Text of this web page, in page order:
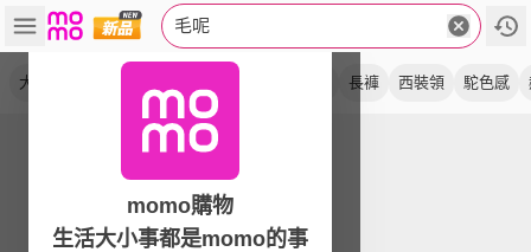
毛呢
大衣 長褲 西裝領 駝色感
momo購物
生活大小事都是momo的事